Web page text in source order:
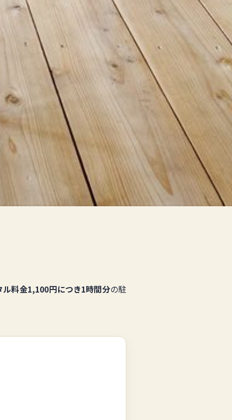
料金1,100円につき1時間分の駐